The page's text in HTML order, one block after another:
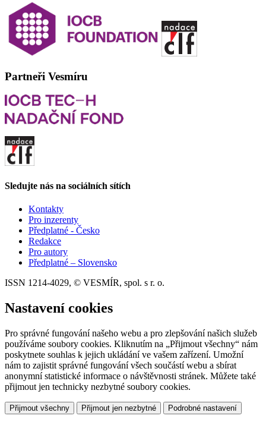
Partneři Vesmíru
Sledujte nás na sociálních sítích
Kontakty
Pro inzerenty
Předplatné - Česko
Redakce
Pro autory
Předplatné – Slovensko
ISSN 1214-4029, © VESMÍR, spol. s r. o.
Nastavení cookies
Pro správné fungování našeho webu a pro zlepšování našich služeb
používáme soubory cookies. Kliknutím na „Přijmout všechny“ nám
poskytnete souhlas k jejich ukládání ve vašem zařízení. Umožní
nám to zajistit správné fungování všech součástí webu a sbírat
anonymní statistické informace o návštěvnosti stránek. Můžete také
přijmout jen technicky nezbytné soubory cookies.
Přijmout všechny Přijmout jen nezbytné Podrobné nastavení